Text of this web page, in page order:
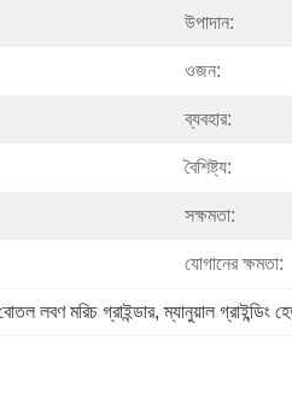
উপাদান:
ওজন:
ব্যবহার:
বৈশিষ্ট্য:
সক্ষমতা:
যোগানের ক্ষমতা:
লবণ মরিচ গ্রাইন্ডার, ম্যানুয়াল গ্রাইন্ডিং